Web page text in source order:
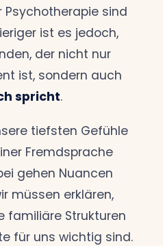
Psychotherapie sind
ist es jedoch,
der nicht nur
ist, sondern auch
spricht.
tiefsten Gefühle
Fremdsprache
gehen Nuancen
müssen erklären,
familiäre Strukturen
für uns wichtig sind.